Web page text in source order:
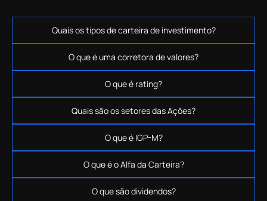
Quais os tipos de carteira de investimento?
O que é uma corretora de valores?
O que é rating?
Quais são os setores das Ações?
O que é IGP-M?
O que é o Alfa da Carteira?
O que são dividendos?